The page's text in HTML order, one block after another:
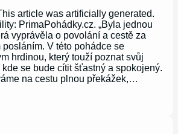
article was artificially generated.
PrimaPohádky.cz. „Byla jednou
vyprávěla o povolání a cestě za
V této pohádce se
hrdinou, který touží poznat svůj
se bude cítit šťastný a spokojený.
na cestu plnou překážek,…